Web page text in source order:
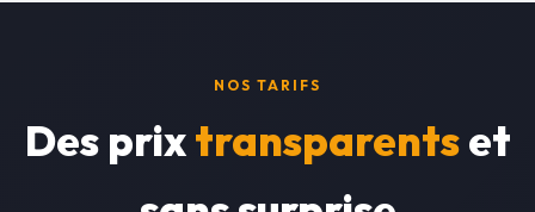
NOS TARIFS
Des prixtransparentset